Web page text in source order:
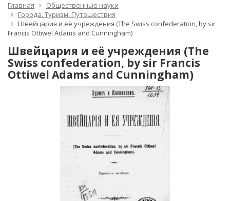
Главная
Общественные науки
Города. Туризм. Путешествия
Швейцария и её учреждения (The Swiss confederation, by sir
Francis Ottiwel Adams and Cunningham)
Швейцария и её учреждения (The
Swiss confederation, by sir Francis
Ottiwel Adams and Cunningham)